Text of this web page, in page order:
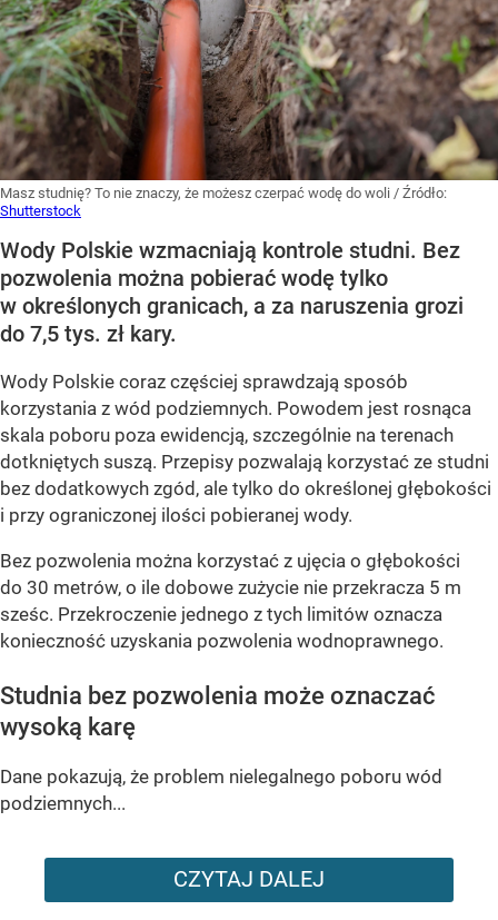
Masz studnię? To nie znaczy, że możesz czerpać wodę do woli / Źródło:
Shutterstock
Wody Polskie wzmacniają kontrole studni. Bez
pozwolenia można pobierać wodę tylko
w określonych granicach, a za naruszenia grozi
do 7,5 tys. zł kary.
Wody Polskie coraz częściej sprawdzają sposób
korzystania z wód podziemnych. Powodem jest rosnąca
skala poboru poza ewidencją, szczególnie na terenach
dotkniętych suszą. Przepisy pozwalają korzystać ze studni
bez dodatkowych zgód, ale tylko do określonej głębokości
i przy ograniczonej ilości pobieranej wody.
Bez pozwolenia można korzystać z ujęcia o głębokości
do 30 metrów, o ile dobowe zużycie nie przekracza 5 m
sześc. Przekroczenie jednego z tych limitów oznacza
konieczność uzyskania pozwolenia wodnoprawnego.
Studnia bez pozwolenia może oznaczać
wysoką karę
Dane pokazują, że problem nielegalnego poboru wód
podziemnych...
CZYTAJ DALEJ